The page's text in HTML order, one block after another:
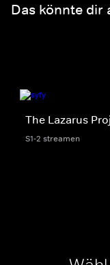
Das könnte dir
The Lazarus
S1-2 streamen